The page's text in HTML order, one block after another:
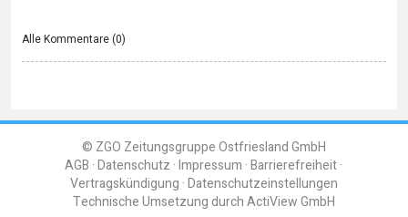
Alle Kommentare (0)
© ZGO Zeitungsgruppe Ostfriesland GmbH
AGB Datenschutz Impressum Barrierefreiheit
Vertragskündigung Datenschutzeinstellungen
Technische Umsetzung durchActiView GmbH